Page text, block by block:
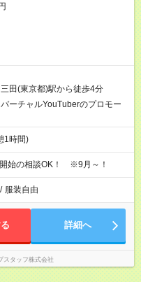
三田(東京都)駅から徒歩4分
ーチャルYouTuberのプロモー
1時間)
始の相談OK！ ※9月～！
/ 服装自由
詳細へ
スタッフ株式会社